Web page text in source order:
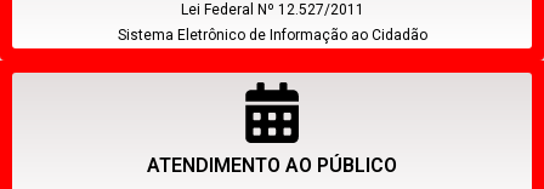
Lei Federal Nº 12.527/2011
Sistema Eletrônico de Informação ao Cidadão
ATENDIMENTO AO PÚBLICO